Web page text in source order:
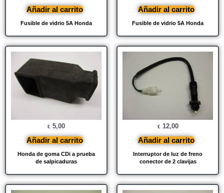
Fusible de vidrio 5A Honda
Añadir al carrito
Fusible de vidrio 5A Honda
Añadir al carrito
Honda de goma CDi a prueba
de salpicaduras
€ 5,00
Añadir al carrito
Interruptor de luz de freno
conector de 2 clavijas
€ 12,00
Añadir al carrito